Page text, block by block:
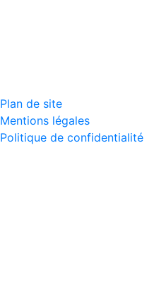
Plan de site
Mentions légales
Politique de confidentialité